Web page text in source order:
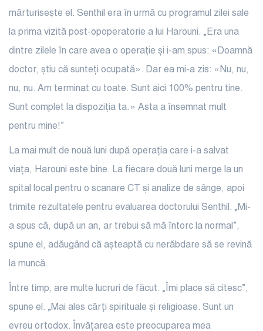
mărturisește el. Senthil era în urmă cu programul zilei sale
la prima vizită post-opoperatorie a lui Harouni. „Era una
dintre zilele în care avea o operație și i-am spus: «Doamnă
doctor, știu că sunteți ocupată». Dar ea mi-a zis: «Nu, nu,
nu, nu. Am terminat cu toate. Sunt aici 100% pentru tine.
Sunt complet la dispoziția ta.» Asta a însemnat mult
pentru mine!”
La mai mult de nouă luni după operația care i-a salvat
viața, Harouni este bine. La fiecare două luni merge la un
spital local pentru o scanare CT și analize de sânge, apoi
trimite rezultatele pentru evaluarea doctorului Senthil. „Mi-
a spus că, după un an, ar trebui să mă întorc la normal”,
spune el, adăugând că așteaptă cu nerăbdare să se revină
la muncă.
Între timp, are multe lucruri de făcut. „Îmi place să citesc”,
spune el. „Mai ales cărți spirituale și religioase. Sunt un
evreu ortodox. Învățarea este preocuparea mea